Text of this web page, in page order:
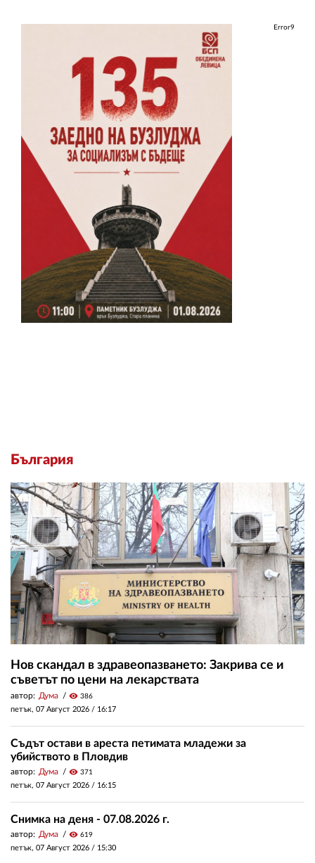
Error9
България
Нов скандал в здравеопазването: Закрива се и
съветът по цени на лекарствата
автор: Дума visibility 386
петък, 07 Август 2026 / 16:17
Съдът остави в ареста петимата младежи за
убийството в Пловдив
автор: Дума visibility 371
петък, 07 Август 2026 / 16:15
Снимка на деня - 07.08.2026 г.
автор: Дума visibility 619
петък, 07 Август 2026 / 15:30